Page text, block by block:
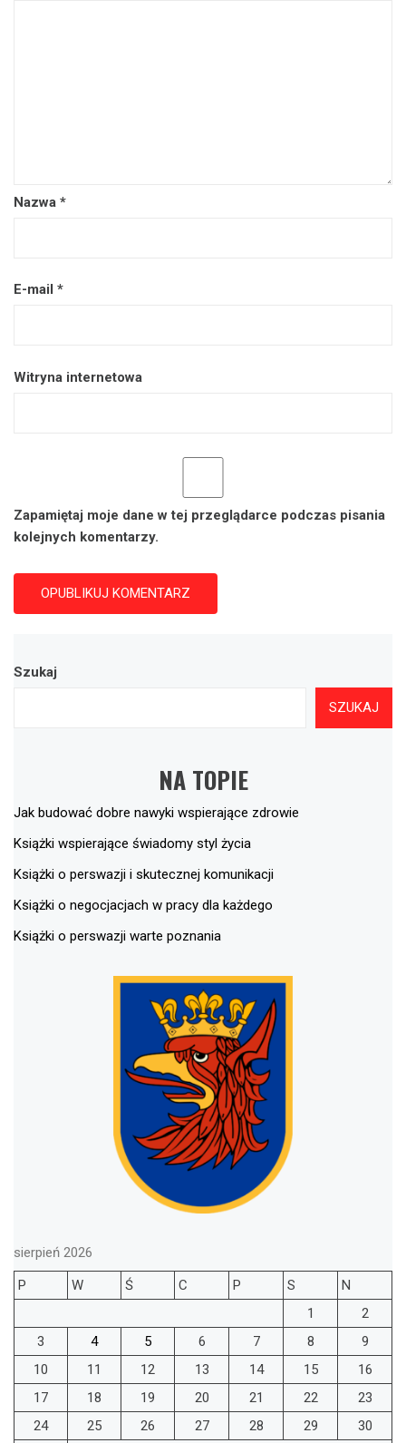
Nazwa *
E-mail *
Witryna internetowa
Zapamiętaj moje dane w tej przeglądarce podczas pisania
kolejnych komentarzy.
Szukaj
SZUKAJ
NA TOPIE
Jak budować dobre nawyki wspierające zdrowie
Książki wspierające świadomy styl życia
Książki o perswazji i skutecznej komunikacji
Książki o negocjacjach w pracy dla każdego
Książki o perswazji warte poznania
sierpień 2026
P
W Ś C P S
N
1
2
3
4 5 6 7 8
9
10
11 12 13 14 15
16
17
18 19 20 21 22
23
24
25 26 27 28 29 30